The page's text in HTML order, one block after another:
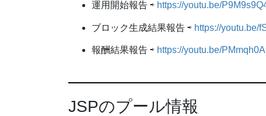
運用開始報告 ⇨ https://youtu.be/
ブロック生成結果報告 ⇨ https://youtu.be/
報酬結果報告 ⇨ https://youtu.be/
JSPのプール情報